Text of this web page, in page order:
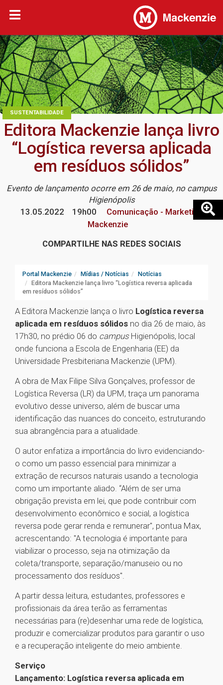
SUSTENTABILIDADE
Editora Mackenzie lança livro
“Logística reversa aplicada
em resíduos sólidos”
Evento de lançamento ocorre em 26 de maio, no campus
Higienópolis
13.05.2022
19h00
Comunicação - Marketing
Mackenzie
COMPARTILHE NAS REDES SOCIAIS
Portal Mackenzie Mídias / Notícias
Notícias
Editora Mackenzie lança livro “Logística reversa aplicada
em resíduos sólidos”
A Editora Mackenzie lança o livro Logística reversa
aplicada em resíduos sólidos no dia 26 de maio, às
17h30, no prédio 06 do campus Higienópolis, local
onde funciona a Escola de Engenharia (EE) da
Universidade Presbiteriana Mackenzie (UPM).
A obra de Max Filipe Silva Gonçalves, professor de
Logística Reversa (LR) da UPM, traça um panorama
evolutivo desse universo, além de buscar uma
identificação das nuances do conceito, estruturando
sua abrangência para a atualidade.
O autor enfatiza a importância do livro evidenciando-
o como um passo essencial para minimizar a
extração de recursos naturais usando a tecnologia
como um importante aliado. “Além de ser uma
obrigação prevista em lei, que pode contribuir com
desenvolvimento econômico e social, a logística
reversa pode gerar renda e remunerar", pontua Max,
acrescentando: "A tecnologia é importante para
viabilizar o processo, seja na otimização da
coleta/transporte, separação/manuseio ou no
processamento dos resíduos".
A partir dessa leitura, estudantes, professores e
profissionais da área terão as ferramentas
necessárias para (re)desenhar uma rede de logística,
produzir e comercializar produtos para garantir o uso
e a recuperação inteligente do meio ambiente.
Serviço
Lançamento: Logística reversa aplicada em